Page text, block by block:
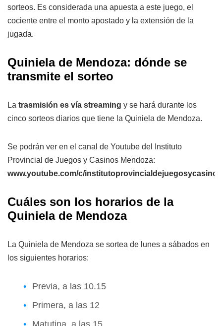
sorteos. Es considerada una apuesta a este juego, el
cociente entre el monto apostado y la extensión de la
jugada.
Quiniela de Mendoza: dónde se
transmite el sorteo
La trasmisión es vía streaming y se hará durante los
cinco sorteos diarios que tiene la Quiniela de Mendoza.
Se podrán ver en el canal de Youtube del Instituto
Provincial de Juegos y Casinos Mendoza:
www.youtube.com/c/
Cuáles son los horarios de la
Quiniela de Mendoza
La Quiniela de Mendoza se sortea de lunes a sábados en
los siguientes horarios:
Previa, a las 10.15
Primera, a las 12
Matutina, a las 15